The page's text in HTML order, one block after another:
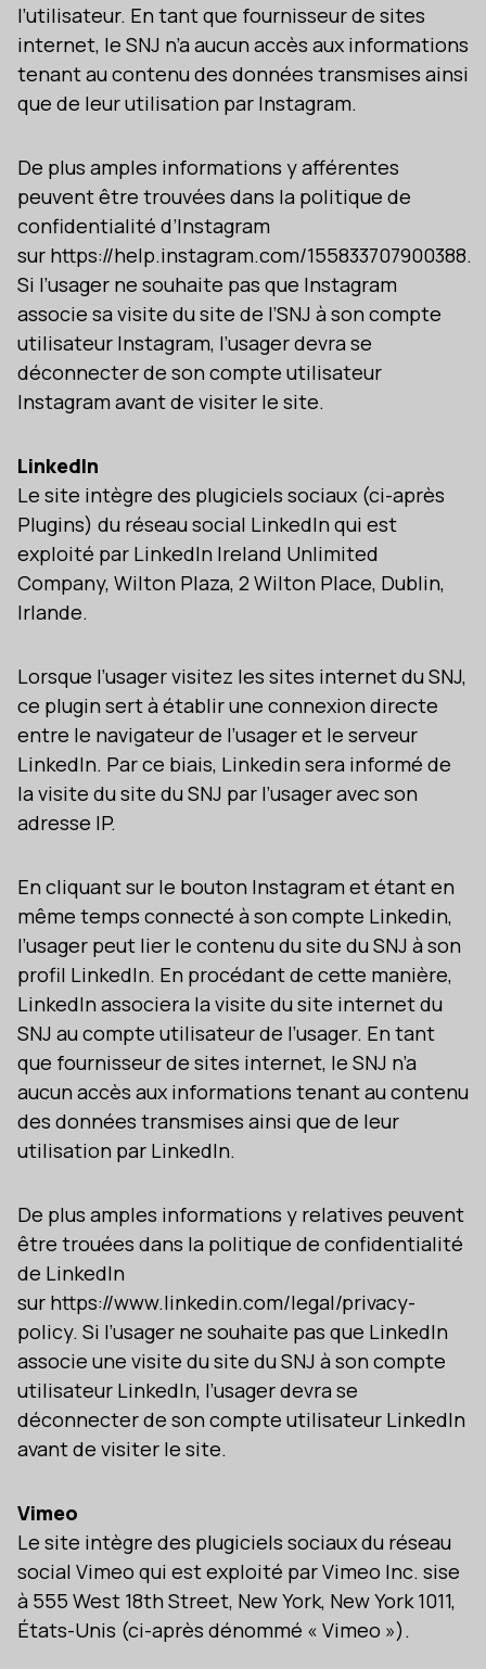
l’utilisateur. En tant que fournisseur de sites
internet, le SNJ n’a aucun accès aux informations
tenant au contenu des données transmises ainsi
que de leur utilisation par Instagram.
De plus amples informations y afférentes
peuvent être trouvées dans la politique de
confidentialité d’Instagram
sur https://help.instagram.com/155833707900388.
Si l’usager ne souhaite pas que Instagram
associe sa visite du site de l’SNJ à son compte
utilisateur Instagram, l’usager devra se
déconnecter de son compte utilisateur
Instagram avant de visiter le site.
LinkedIn
Le site intègre des plugiciels sociaux (ci-après
Plugins) du réseau social LinkedIn qui est
exploité par LinkedIn Ireland Unlimited
Company, Wilton Plaza, 2 Wilton Place, Dublin,
Irlande.
Lorsque l’usager visitez les sites internet du SNJ,
ce plugin sert à établir une connexion directe
entre le navigateur de l’usager et le serveur
LinkedIn. Par ce biais, Linkedin sera informé de
la visite du site du SNJ par l’usager avec son
adresse IP.
En cliquant sur le bouton Instagram et étant en
même temps connecté à son compte Linkedin,
l’usager peut lier le contenu du site du SNJ à son
profil LinkedIn. En procédant de cette manière,
LinkedIn associera la visite du site internet du
SNJ au compte utilisateur de l’usager. En tant
que fournisseur de sites internet, le SNJ n’a
aucun accès aux informations tenant au contenu
des données transmises ainsi que de leur
utilisation par LinkedIn.
De plus amples informations y relatives peuvent
être trouées dans la politique de confidentialité
de LinkedIn
sur https://www.linkedin.com/legal/privacy-
policy. Si l’usager ne souhaite pas que LinkedIn
associe une visite du site du SNJ à son compte
utilisateur LinkedIn, l’usager devra se
déconnecter de son compte utilisateur LinkedIn
avant de visiter le site.
Vimeo
Le site intègre des plugiciels sociaux du réseau
social Vimeo qui est exploité par Vimeo Inc. sise
à 555 West 18th Street, New York, New York 1011,
États-Unis (ci-après dénommé « Vimeo »).